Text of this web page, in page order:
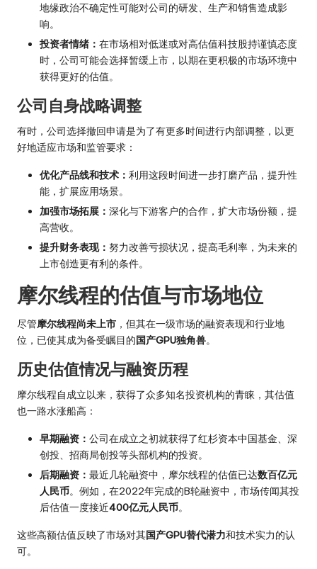
地缘政治不确定性可能对公司的研发、生产和销售造成影
响。
投资者情绪： 在市场相对低迷或对高估值科技股持谨慎态度
时，公司可能会选择暂缓上市，以期在更积极的市场环境中
获得更好的估值。
公司自身战略调整
有时，公司选择撤回申请是为了有更多时间进行内部调整，以更
好地适应市场和监管要求：
优化产品线和技术： 利用这段时间进一步打磨产品，提升性
能，扩展应用场景。
加强市场拓展： 深化与下游客户的合作，扩大市场份额，提
高营收。
提升财务表现： 努力改善亏损状况，提高毛利率，为未来的
上市创造更有利的条件。
摩尔线程的估值与市场地位
尽管摩尔线程尚未上市 ，但其在一级市场的融资表现和行业地
位，已使其成为备受瞩目的国产GPU独角兽。
历史估值情况与融资历程
摩尔线程自成立以来，获得了众多知名投资机构的青睐，其估值
也一路水涨船高：
早期融资： 公司在成立之初就获得了红杉资本中国基金、深
创投、招商局创投等头部机构的投资。
后期融资： 最近几轮融资中，摩尔线程的估值已达数百亿元
人民币。例如，在2022年完成的B轮融资中，市场传闻其投
后估值一度接近400亿元人民币。
这些高额估值反映了市场对其国产GPU替代潜力和技术实力的认
可。